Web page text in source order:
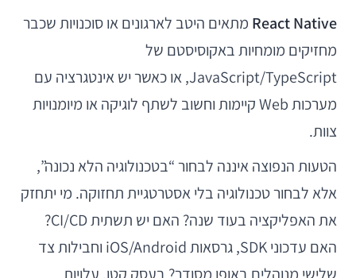
React Native מתאים היטב לארגונים או סוכנויות שכבר
מחזיקים מומחיות באקוסיסטם של
JavaScript/TypeScript, או כאשר יש אינטגרציה עם
מערכות Web קיימות וחשוב לשתף לוגיקה או מיומנויות
צוות.
הטעות הנפוצה איננה לבחור “בטכנולוגיה הלא נכונה”,
אלא לבחור טכנולוגיה בלי אסטרטגיית תחזוקה. מי יתחזק
את האפליקציה בעוד שנה? האם יש תשתית CI/CD?
האם עדכוני SDK, גרסאות iOS/Android וחבילות צד